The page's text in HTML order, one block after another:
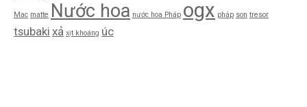
Mac matte Nước hoa nước hoa Pháp ogx pháp son tresor
tsubaki xả xịt khoáng úc